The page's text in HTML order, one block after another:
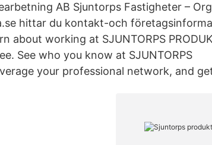
AB Sjuntorps Fastigheter –
hittar du kontakt-och
about working at SJUNTORPS
See who you know at SJUNTORPS
your professional network, and